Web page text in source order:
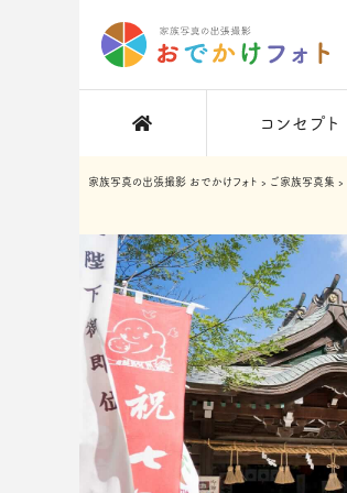
コンセプト
家族写真の出張撮影 おでかけフォト › ご家族写真集 ›